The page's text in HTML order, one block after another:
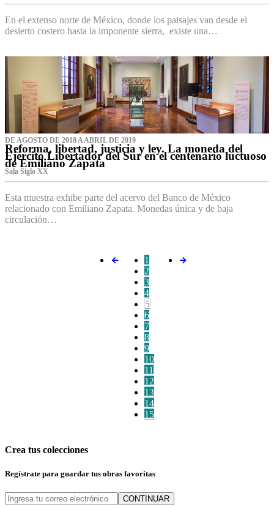
En el extenso norte de México, donde los paisajes van desde el
desierto costero hasta la imponente sierra, existe una…
DE AGOSTO DE 2018 A ABRIL DE 2019
Reforma, libertad, justicia y ley. La moneda del
Ejército Libertador del Sur en el centenario luctuoso
de Emiliano Zapata
Sala Siglo XX
Esta muestra exhibe parte del acervo del Banco de México
relacionado con Emiliano Zapata. Monedas única y de baja
circulación…
1
2
3
4
5
6
7
8
9
10
11
12
13
14
15
Crea tus colecciones
Regístrate para guardar tus obras favoritas
CONTINUAR